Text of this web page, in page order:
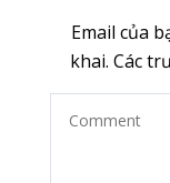
Email của
khai. Các